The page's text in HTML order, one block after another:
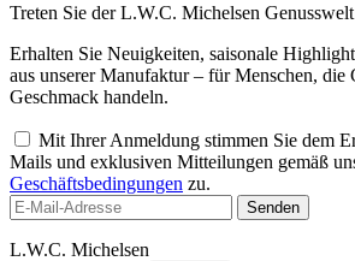
Treten Sie der L.W.C. Michelsen
Erhalten Sie Neuigkeiten, saisonale
aus unserer Manufaktur – für Menschen, die
Geschmack handeln.
Mit Ihrer Anmeldung stimmen Sie dem
Mails und exklusiven Mitteilungen gemäß
Geschäftsbedingungen zu.
Senden
L.W.C. Michelsen